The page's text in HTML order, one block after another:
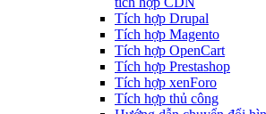
Tích hợp Drupal
Tích hợp Magento
Tích hợp OpenCart
Tích hợp Prestashop
Tích hợp xenForo
Tích hợp thủ công